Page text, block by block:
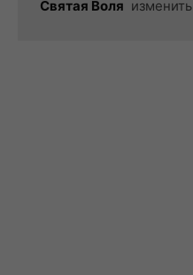
Святая Воля изменить